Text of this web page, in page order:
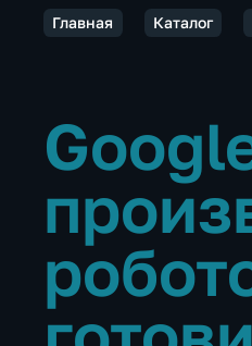
Главная Каталог